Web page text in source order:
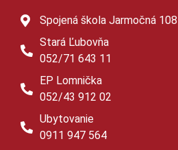
Spojená škola Jarmočná
Stará Ľubovňa
052/71 643 11
EP Lomnička
052/43 912 02
Ubytovanie
0911 947 564